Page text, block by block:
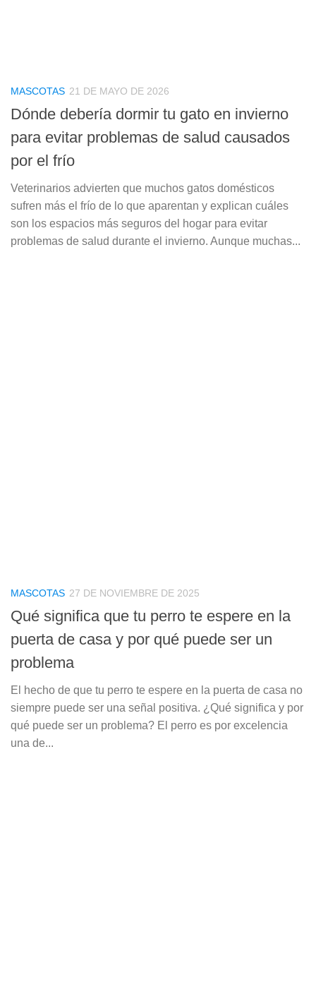
MASCOTAS 21 DE MAYO DE 2026
Dónde debería dormir tu gato en invierno
para evitar problemas de salud causados
por el frío
Veterinarios advierten que muchos gatos domésticos
sufren más el frío de lo que aparentan y explican cuáles
son los espacios más seguros del hogar para evitar
problemas de salud durante el invierno. Aunque muchas...
MASCOTAS 27 DE NOVIEMBRE DE 2025
Qué significa que tu perro te espere en la
puerta de casa y por qué puede ser un
problema
El hecho de que tu perro te espere en la puerta de casa no
siempre puede ser una señal positiva. ¿Qué significa y por
qué puede ser un problema? El perro es por excelencia
una de...